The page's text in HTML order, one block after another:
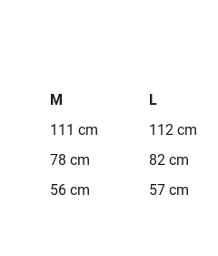
M
L
111 cm
112 cm
78 cm
82 cm
56 cm 57 cm